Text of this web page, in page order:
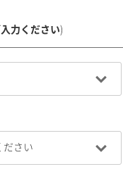
力ください)